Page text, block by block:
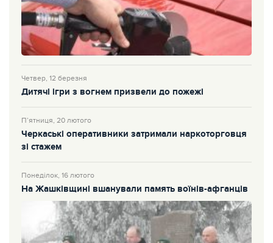
Четвер, 12 березня
Дитячі ігри з вогнем призвели до пожежі
П’ятниця, 20 лютого
Черкаські оперативники затримали наркоторговця
зі стажем
Понеділок, 16 лютого
На Жашківщині вшанували память воїнів-афганців